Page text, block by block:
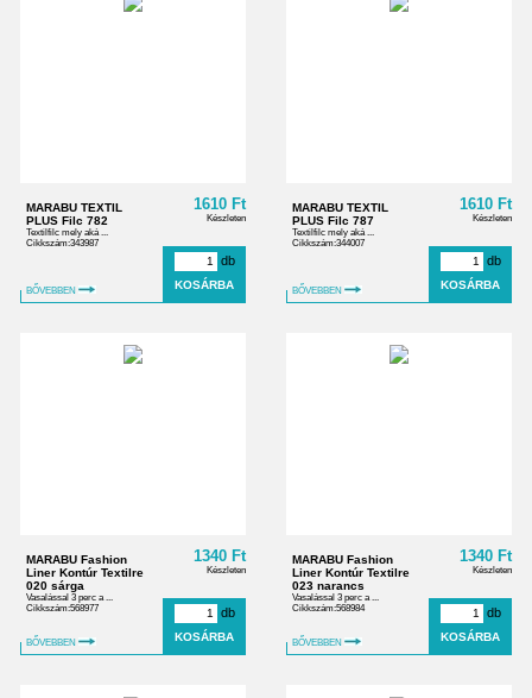
MARABU TEXTIL
PLUS Filc 782
Textilfilc mely aká ...
Cikkszám:343987
BŐVEBBEN
1610 Ft
Készleten
db
MARABU TEXTIL
PLUS Filc 787
Textilfilc mely aká ...
Cikkszám:344007
BŐVEBBEN
1610 Ft
Készleten
db
MARABU Fashion
Liner Kontúr Textilre
020 sárga
Vasalással 3 perc a ...
Cikkszám:568977
BŐVEBBEN
1340 Ft
Készleten
db
MARABU Fashion
Liner Kontúr Textilre
023 narancs
Vasalással 3 perc a ...
Cikkszám:568984
BŐVEBBEN
1340 Ft
Készleten
db